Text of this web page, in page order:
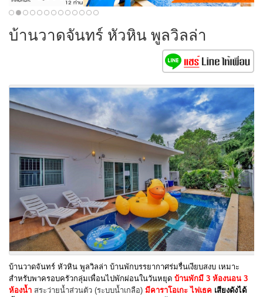
บ้านวาดจันทร์ หัวหิน พูลวิลล่า
บ้านวาดจันทร์ หัวหิน พูลวิลล่า บ้านพักบรรยากาศร่มรื่นเงียบสงบ เหมาะ
สำหรับพาครอบครัวกลุ่มเพื่อนไปพักผ่อนในวันหยุด บ้านพักมี 3 ห้องนอน 3
ห้องน้ำ สระว่ายน้ำส่วนตัว (ระบบน้ำเกลือ) มีคาราโอเกะ ไฟเธค เสียงดังได้